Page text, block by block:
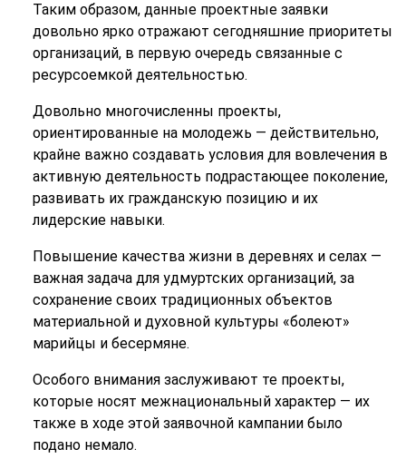
Таким образом, данные проектные заявки
довольно ярко отражают сегодняшние приоритеты
организаций, в первую очередь связанные с
ресурсоемкой деятельностью.
Довольно многочисленны проекты,
ориентированные на молодежь — действительно,
крайне важно создавать условия для вовлечения в
активную деятельность подрастающее поколение,
развивать их гражданскую позицию и их
лидерские навыки.
Повышение качества жизни в деревнях и селах —
важная задача для удмуртских организаций, за
сохранение своих традиционных объектов
материальной и духовной культуры «болеют»
марийцы и бесермяне.
Особого внимания заслуживают те проекты,
которые носят межнациональный характер — их
также в ходе этой заявочной кампании было
подано немало.